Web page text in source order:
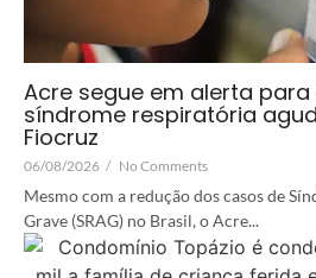
Acre segue em alerta
síndrome respiratória
Fiocruz
06/08/2026 / No Comments
Mesmo com a redução dos casos de
Grave (SRAG) no Brasil, o Acre...